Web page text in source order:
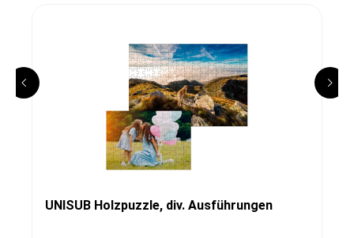
UNISUB Holzpuzzle, div. Ausführungen